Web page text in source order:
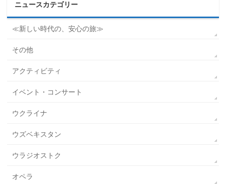
ニュースカテゴリー
≪新しい時代の、安心の旅≫
その他
アクティビティ
イベント・コンサート
ウクライナ
ウズベキスタン
ウラジオストク
オペラ